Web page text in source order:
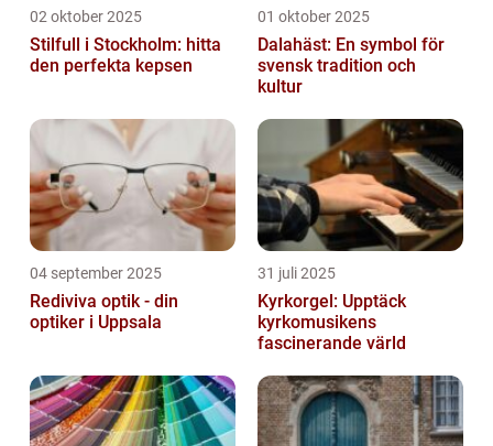
02 oktober 2025
Stilfull i Stockholm: hitta
den perfekta kepsen
01 oktober 2025
Dalahäst: En symbol för
svensk tradition och
kultur
04 september 2025
Rediviva optik - din
optiker i Uppsala
31 juli 2025
Kyrkorgel: Upptäck
kyrkomusikens
fascinerande värld